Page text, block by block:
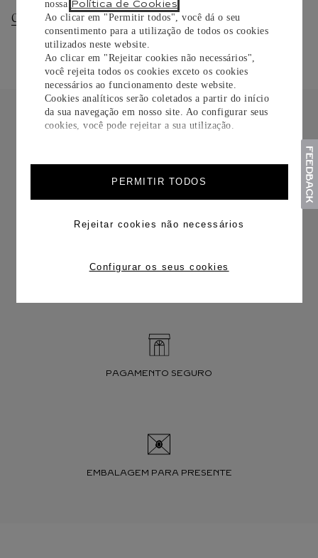
nossa Política de Cookies
Ao clicar em "Permitir todos", você dá o seu
consentimento para a utilização de todos os cookies
utilizados neste website.
Ao clicar em "Rejeitar cookies não necessários",
você rejeita todos os cookies exceto os cookies
necessários ao funcionamento deste website.
Cookies analíticos serão coletados a partir do início
da sua navegação em nosso site. Ao configurar seus
cookies, você pode rejeitar a sua utilização.
PERMITIR TODOS
Rejeitar cookies não necessários
Configurar os seus cookies
Consultar Entregas Consultar Devoluções
TROCAS E DEVOLUÇÕES
PAGAMENTO SEGURO
EMBALAGEM PARA PRESENTE